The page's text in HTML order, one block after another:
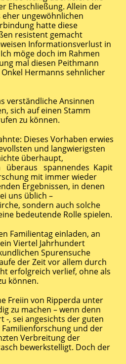
Eheschließung. Allein der
ungewöhnlichen
hatte diese
resistent gemacht
Informationsverlust in
möge doch im Rahmen
mal diesen Peithmann
Hermanns sehnlicher
verständliche Ansinnen
sich auf einen Stamm
zu können.
Dieses Vorhaben erwies
und langwierigsten
überhaupt,
spannendes Kapit
mit immer wieder
Ergebnissen, in denen
uns üblich –
sondern auch solche
bedeutende Rolle spielen.
Familientag einladen, an
Viertel Jahrhundert
Spurensuche
der Zeit vor allem durch
erfolgreich verlief, ohne als
können.
Freiin von Ripperda unter
zu machen – wenn denn
-, sei angesichts der guten
und der
Verbreitung der
bewerkstelligt. Doch der